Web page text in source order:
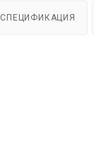
СПЕЦИФИКАЦИЯ